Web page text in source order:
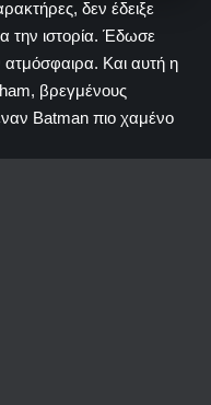
δεν έδειξε
την ιστορία. Έδωσε
ατμόσφαιρα. Και αυτή η
βρεγμένους
Batman πιο χαμένο